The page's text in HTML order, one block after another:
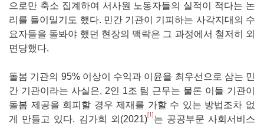
으로만 축소 집계하여 서사원 노동자들의 실적이 적다는 논
리를 들이밀기도 했다. 민간 기관이 기피하는 사각지대의 수
요자들을 돌봐야 했던 현장의 맥락은 그 과정에서 철저히 외
면당했다.
돌봄 기관의 95% 이상이 수익과 이윤을 최우선으로 삼는 민
간 기관이라는 사실은, 2인 1조 팀 근무는 물론 이들 기관이
돌봄 제공을 회피할 경우 제재를 가할 수 있는 방법조차 없
게 만들고 있다. 김가희 외(2021)[1] 는 공공부문 사회서비스